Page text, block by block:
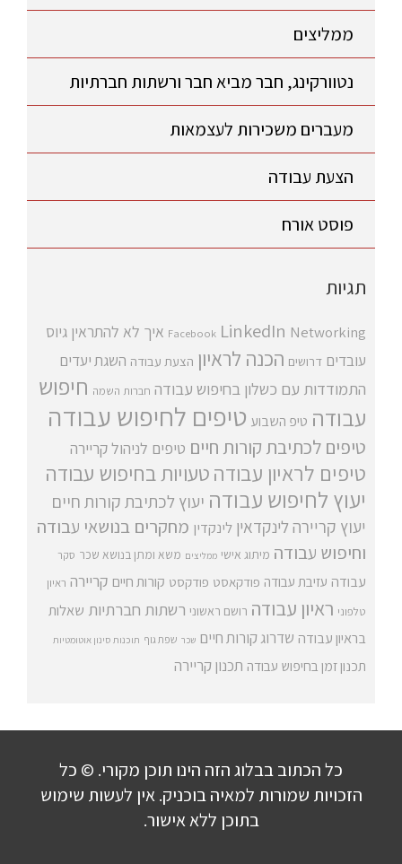
ממליצים
נטוורקינג, חבר מביא חבר ורשתות חברתיות
מעברים משכירות לעצמאות
הצעת עבודה
פוסט אורח
תגיות
Facebook LinkedIn Networking איך לא להתראין גיוס
עובדים דרושים הכנה לראיון הצעת עבודה השגת יעדים
התמודדות עם כשלון בחיפוש עבודה חברות השמה חיפוש
עבודה טיפ השבוע טיפים לחיפוש עבודה
טיפים לכתיבת קורות חיים טיפים לניהול קריירה
טיפים לראיון עבודהטעויות בחיפוש עבודה
יעוץ לחיפוש עבודה יעוץ לכתיבת קורות חיים
יעוץ קריירה לינקדאין לינקדין מחקרים בנושאי עבודה
וחיפוש עבודה מיתוג אישי ממליצים משא ומתן בנושא שכר סקר
עבודה עזיבת עבודה פודקאסט פודקסט קורות חיים קריירה ראיון
טלפוני ראיון עבודה רושם ראשוני רשתות חברתיות שאלות
בראיון עבודה שדרוג קורות חיים שכר שפת גוף תוכנות סינון אוטומטיות
תכנון זמן בחיפוש עבודה תכנון קריירה
כל הכתוב בבלוג הזה הינו תוכן מקורי. © כל
הזכויות שמורות למאיה בוכניק. אין לעשות שימוש
בתוכן ללא אישור.